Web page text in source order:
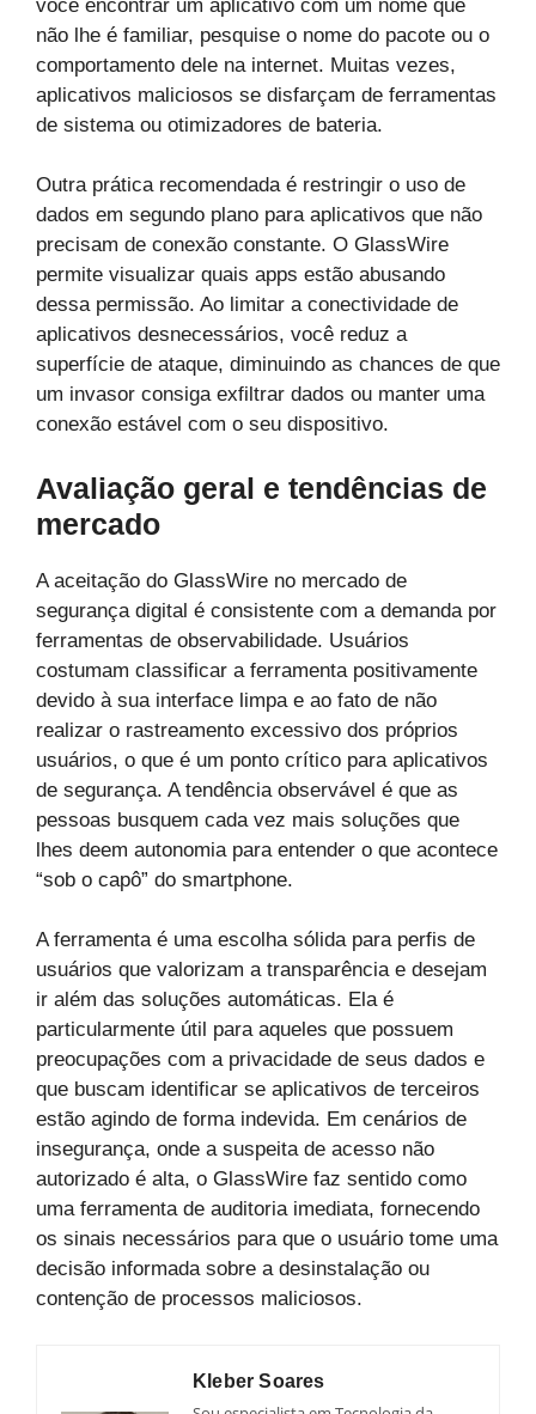
você encontrar um aplicativo com um nome que
não lhe é familiar, pesquise o nome do pacote ou o
comportamento dele na internet. Muitas vezes,
aplicativos maliciosos se disfarçam de ferramentas
de sistema ou otimizadores de bateria.
Outra prática recomendada é restringir o uso de
dados em segundo plano para aplicativos que não
precisam de conexão constante. O GlassWire
permite visualizar quais apps estão abusando
dessa permissão. Ao limitar a conectividade de
aplicativos desnecessários, você reduz a
superfície de ataque, diminuindo as chances de que
um invasor consiga exfiltrar dados ou manter uma
conexão estável com o seu dispositivo.
Avaliação geral e tendências de
mercado
A aceitação do GlassWire no mercado de
segurança digital é consistente com a demanda por
ferramentas de observabilidade. Usuários
costumam classificar a ferramenta positivamente
devido à sua interface limpa e ao fato de não
realizar o rastreamento excessivo dos próprios
usuários, o que é um ponto crítico para aplicativos
de segurança. A tendência observável é que as
pessoas busquem cada vez mais soluções que
lhes deem autonomia para entender o que acontece
“sob o capô” do smartphone.
A ferramenta é uma escolha sólida para perfis de
usuários que valorizam a transparência e desejam
ir além das soluções automáticas. Ela é
particularmente útil para aqueles que possuem
preocupações com a privacidade de seus dados e
que buscam identificar se aplicativos de terceiros
estão agindo de forma indevida. Em cenários de
insegurança, onde a suspeita de acesso não
autorizado é alta, o GlassWire faz sentido como
uma ferramenta de auditoria imediata, fornecendo
os sinais necessários para que o usuário tome uma
decisão informada sobre a desinstalação ou
contenção de processos maliciosos.
Kleber Soares